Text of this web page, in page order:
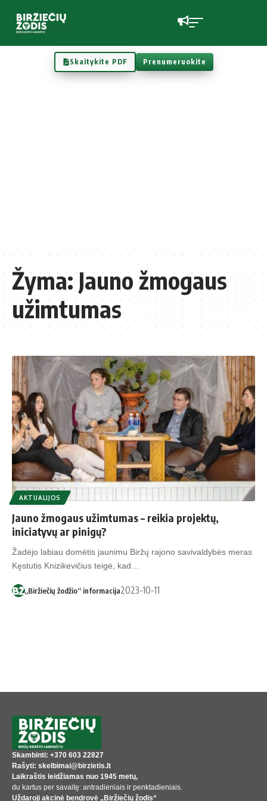
Skaitykite PDF Prenumeruokite
Žyma:Jauno žmogaus
užimtumas
AKTUALIJOS
Jauno žmogaus užimtumas – reikia projektų,
iniciatyvų ar pinigų?
Žadėjo labiau domėtis jaunimu Biržų rajono savivaldybės meras
Kęstutis Knizikevičius teigė, kad…
„Biržiečių žodžio“ informacija2023-10-11
Skambinti: +370 603 22827
Rašyti: skelbimai@birzietis.lt
Laikraštis leidžiamas nuo 1945 metų,
du kartus per savaitę: antradieniais ir penktadieniais.
Uždaroji akcinė bendrovė „Biržiečių žodis“